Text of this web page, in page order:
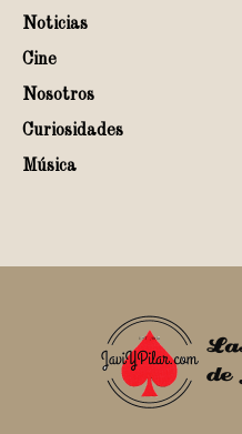
Noticias
Cine
Nosotros
Curiosidades
Música